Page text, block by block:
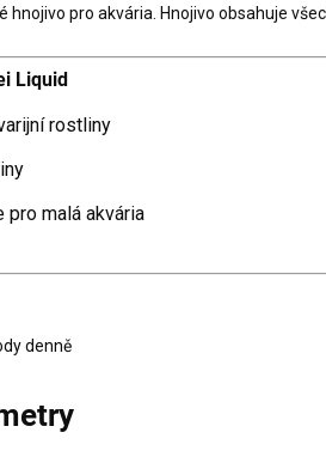
hnojivo pro akvária. Hnojivo obsahuje
Liquid
rostliny
pro malá akvária
denně